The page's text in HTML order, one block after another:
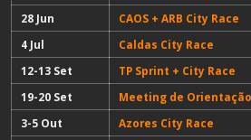
28 Jun
CAOS + ARB City Race
4 Jul
Caldas City Race
12-13 Set
TP Sprint + City Race
19-20 Set
Meeting de
3-5 Out
Azores City Race